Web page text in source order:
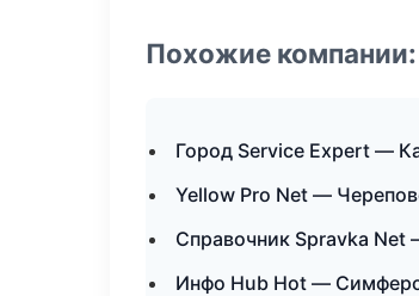
Похожие
Город Service Expert —
Yellow Pro Net —
Справочник Spravka Net
Инфо Hub Hot —